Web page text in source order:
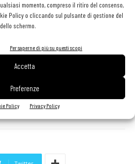
momento, compreso il ritiro del consenso,
Policy o cliccando sul pulsante di gestione del
schermo.
Per saperne di più su questi scopi
Accetta
Preferenze
Policy Privacy Policy
portando la sua cucina
5 stelle lusso.
a Venezia a fine febbraio la
con Benedetta Fullin e Manuel